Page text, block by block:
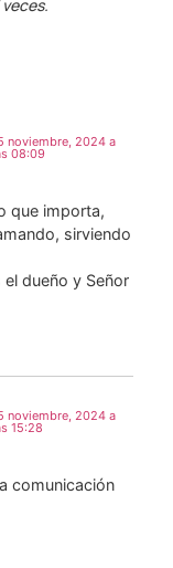
noviembre, 2024 a
08:09
que importa,
sirviendo
dueño y Señor
noviembre, 2024 a
15:28
comunicación